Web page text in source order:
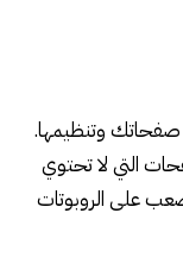
صفحاتك وتنظيمها.
التي لا تحتوي
على الروبوتات